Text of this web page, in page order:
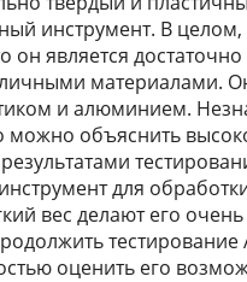
инструмент. В
он является
материалами.
и алюминием.
объяснить
для
вес делают его
тестирование
оценить его